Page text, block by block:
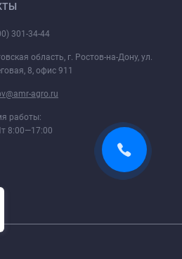
301-34-44
область, г. Ростов-на-Дону, ул.
8, офис 911
agro.ru
работы:
8:00—17:00